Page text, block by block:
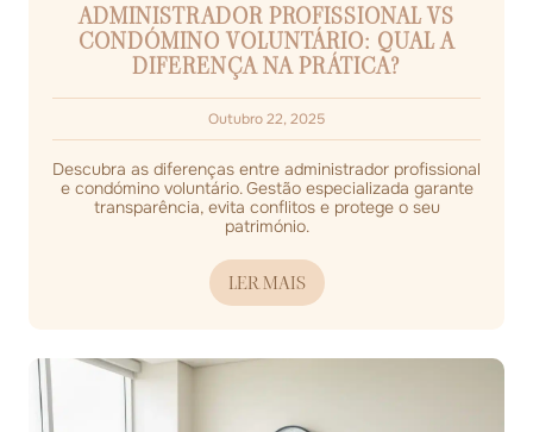
ADMINISTRADOR PROFISSIONAL VS
CONDÓMINO VOLUNTÁRIO: QUAL A
DIFERENÇA NA PRÁTICA?
Outubro 22, 2025
Descubra as diferenças entre administrador profissional
e condómino voluntário. Gestão especializada garante
transparência, evita conflitos e protege o seu
património.
LER MAIS